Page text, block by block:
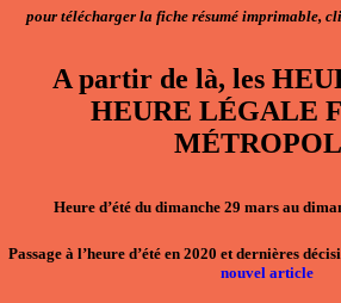
pour télécharger la fiche résumé imprimable,
A partir de là, les
HEURE LÉGALE
Heure d’été du dimanche 29 mars au
Passage à l’heure d’été en 2020 et dernières
nouvel article